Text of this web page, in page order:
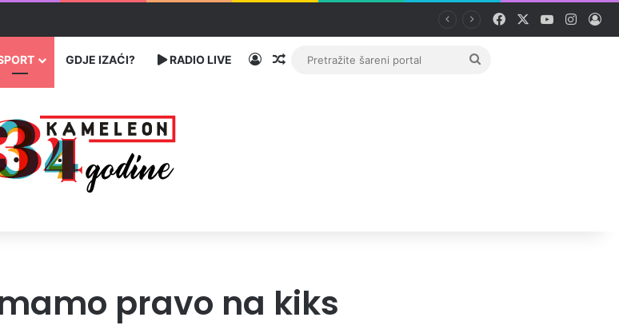
Memorijalni centar Srebrenica Facebook YouTube
GDJE IZAĆI? RADIO LIVE PrijavaRandom članak
Pretražite
pravo na kiks